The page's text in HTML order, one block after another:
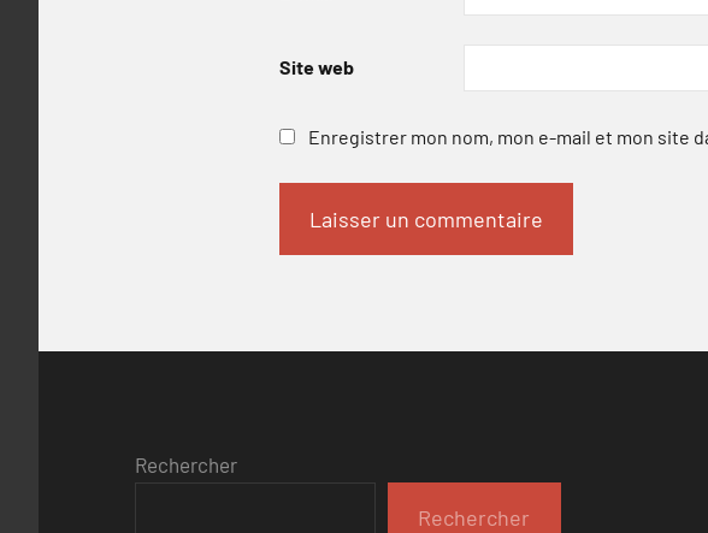
Site web
Enregistrer mon nom, mon e-mail et mon site
Rechercher
Rechercher